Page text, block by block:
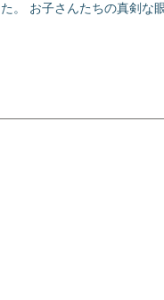
。 お子さんたちの真剣な